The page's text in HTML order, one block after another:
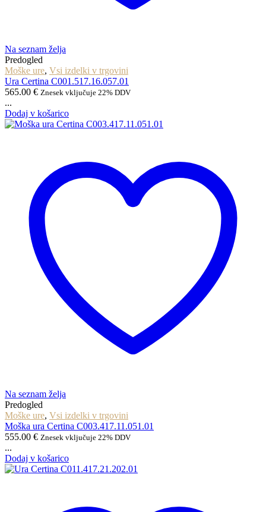
Na seznam želja
Predogled
Moške ure, Vsi izdelki v trgovini
Ura Certina C001.517.16.057.01
565.00 € Znesek vključuje 22% DDV
...
Dodaj v košarico
Na seznam želja
Predogled
Moške ure, Vsi izdelki v trgovini
Moška ura Certina C003.417.11.051.01
555.00 € Znesek vključuje 22% DDV
...
Dodaj v košarico